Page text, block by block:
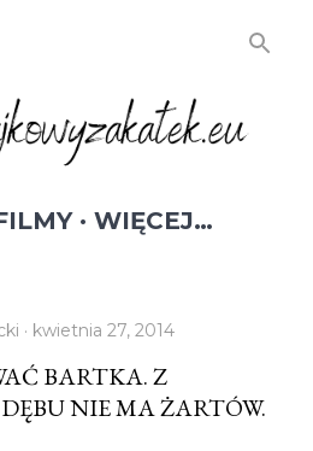
WIĘCEJ…
kwietnia 27, 2014
BARTKA. Z
NIE MA ŻARTÓW.